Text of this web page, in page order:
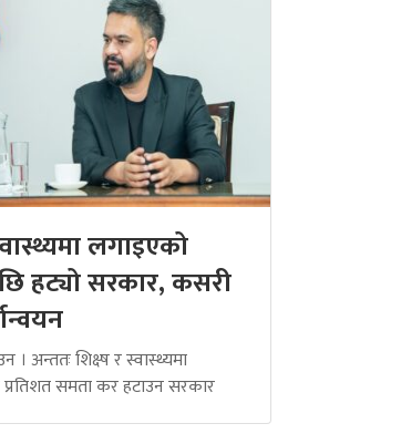
लगाइएको
हट्यो सरकार, कसरी
। अन्ततः शिक्ष्ष र स्वास्थ्यमा
समता कर हटाउन सरकार